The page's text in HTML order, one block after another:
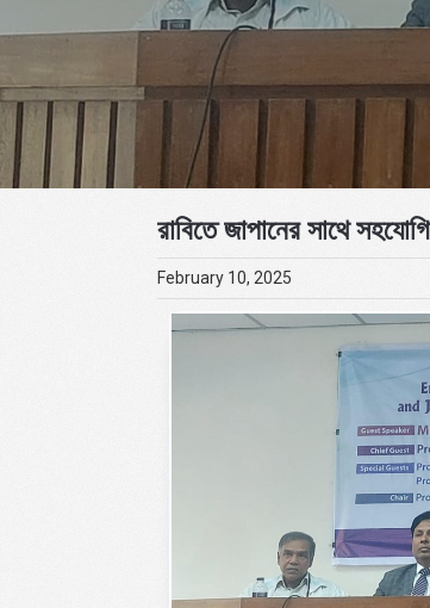
রাবিতে জাপানের সাথে
February 10, 2025